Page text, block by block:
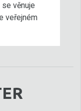
věnuje
veřejném